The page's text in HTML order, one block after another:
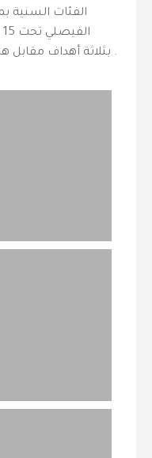
الفئات السنية
بثلاثة أهداف مقابل هدف واحد سجله اللاعب بدر الحارثي .